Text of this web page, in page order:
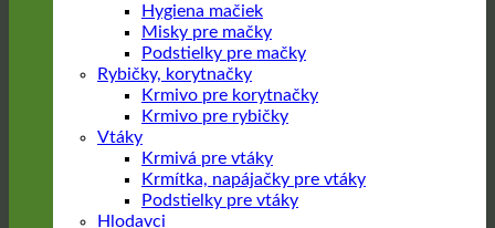
Hygiena mačiek
Misky pre mačky
Podstielky pre mačky
Rybičky, korytnačky
Krmivo pre korytnačky
Krmivo pre rybičky
Vtáky
Krmivá pre vtáky
Krmítka, napájačky pre vtáky
Podstielky pre vtáky
Hlodavci